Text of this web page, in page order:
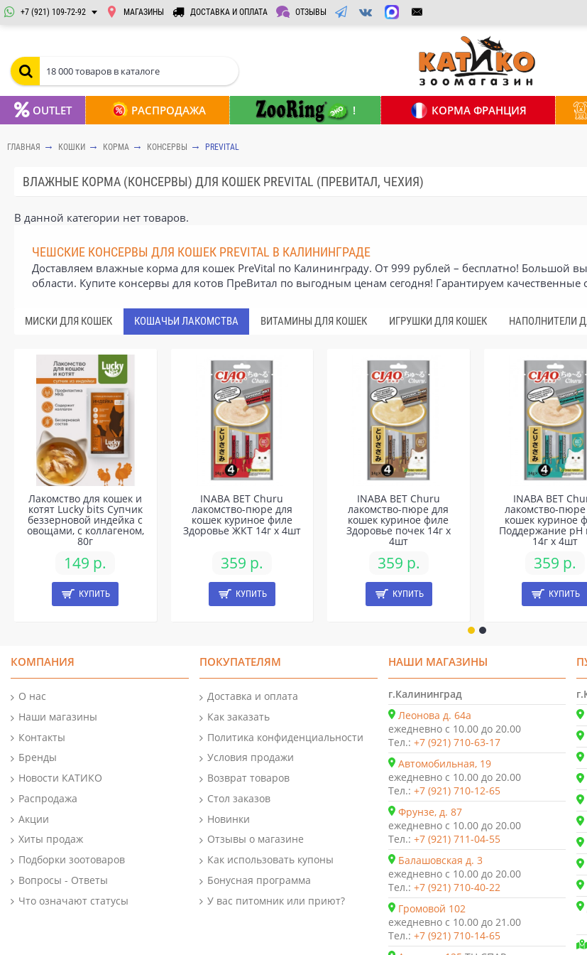
+7 (921) 109-72-92 МАГАЗИНЫ ДОСТАВКА И ОПЛАТА ОТЗЫВЫ
OUTLET РАСПРОДАЖА ! КОРМА ФРАНЦИЯ
ГЛАВНАЯ КОШКИ КОРМА КОНСЕРВЫ PREVITAL
ВЛАЖНЫЕ КОРМА (КОНСЕРВЫ) ДЛЯ КОШЕК PREVITAL (ПРЕВИТАЛ, ЧЕХИЯ)
В данной категории нет товаров.
ЧЕШСКИЕ КОНСЕРВЫ ДЛЯ КОШЕК PREVITAL В КАЛИНИНГРАДЕ
Доставляем влажные корма для кошек PreVital по Калининграду. От 999 рублей – бесплатно! Большой
области. Купите консервы для котов ПреВитал по выгодным ценам сегодня! Гарантируем
МИСКИ ДЛЯ КОШЕК КОШАЧЬИ ЛАКОМСТВА ВИТАМИНЫ ДЛЯ КОШЕК ИГРУШКИ ДЛЯ КОШЕК НАПОЛНИТЕЛИ
Лакомство для кошек и
котят Lucky bits Супчик
беззерновой индейка с
овощами, с коллагеном,
80г
149 р.
КУПИТЬ
INABA ВЕТ Churu
лакомство-пюре для
кошек куриное филе
Здоровье ЖКТ 14г х 4шт
359 р.
КУПИТЬ
INABA ВЕТ Churu
лакомство-пюре для
кошек куриное филе
Здоровье почек 14г х
4шт
359 р.
КУПИТЬ
INABA ВЕТ
лакомство-пюре
кошек куриное
Поддержание pH
14г х 4шт
359 р.
КУПИТЬ
КОМПАНИЯ
О нас
Наши магазины
Контакты
Бренды
Новости КАТИКО
Распродажа
Акции
Хиты продаж
Подборки зоотоваров
Вопросы - Ответы
Что означают статусы
ПОКУПАТЕЛЯМ
Доставка и оплата
Как заказать
Политика конфиденциальности
Условия продажи
Возврат товаров
Стол заказов
Новинки
Отзывы о магазине
Как использовать купоны
Бонусная программа
У вас питомник или приют?
НАШИ МАГАЗИНЫ
г.Калининград
Леонова д. 64а
ежедневно с 10.00 до 20.00
Тел.: +7 (921) 710-63-17
Автомобильная, 19
ежедневно с 10.00 до 20.00
Тел.: +7 (921) 710-12-65
Фрунзе, д. 87
ежедневно с 10.00 до 20.00
Тел.: +7 (921) 711-04-55
Балашовская д. 3
ежедневно с 10.00 до 20.00
Тел.: +7 (921) 710-40-22
Громовой 102
ежедневно с 10.00 до 21.00
Тел.: +7 (921) 710-14-65